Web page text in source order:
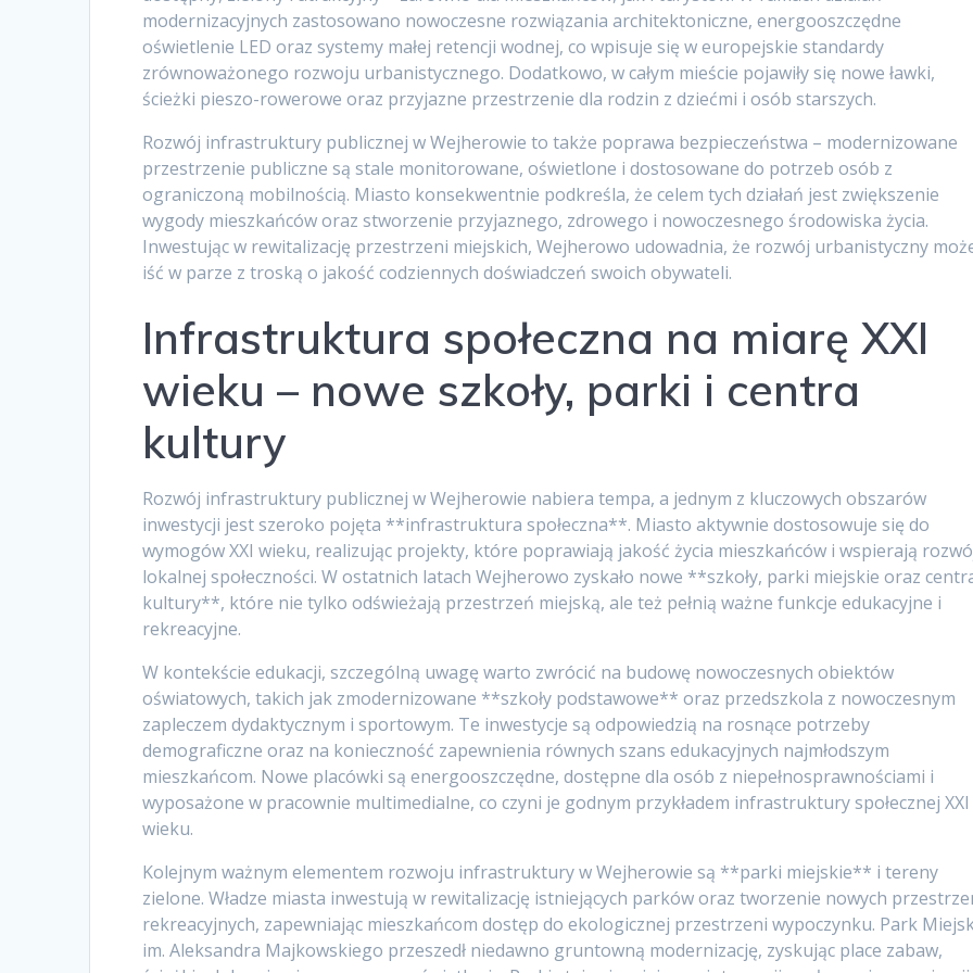
modernizacyjnych zastosowano nowoczesne rozwiązania architektoniczne, energooszczędne
oświetlenie LED oraz systemy małej retencji wodnej, co wpisuje się w europejskie standardy
zrównoważonego rozwoju urbanistycznego. Dodatkowo, w całym mieście pojawiły się nowe ławki,
ścieżki pieszo-rowerowe oraz przyjazne przestrzenie dla rodzin z dziećmi i osób starszych.
Rozwój infrastruktury publicznej w Wejherowie to także poprawa bezpieczeństwa – modernizowane
przestrzenie publiczne są stale monitorowane, oświetlone i dostosowane do potrzeb osób z
ograniczoną mobilnością. Miasto konsekwentnie podkreśla, że celem tych działań jest zwiększenie
wygody mieszkańców oraz stworzenie przyjaznego, zdrowego i nowoczesnego środowiska życia.
Inwestując w rewitalizację przestrzeni miejskich, Wejherowo udowadnia, że rozwój urbanistyczny
iść w parze z troską o jakość codziennych doświadczeń swoich obywateli.
Infrastruktura społeczna na miarę XXI
wieku – nowe szkoły, parki i centra
kultury
Rozwój infrastruktury publicznej w Wejherowie nabiera tempa, a jednym z kluczowych obszarów
inwestycji jest szeroko pojęta **infrastruktura społeczna**. Miasto aktywnie dostosowuje się do
wymogów XXI wieku, realizując projekty, które poprawiają jakość życia mieszkańców i wspierają
lokalnej społeczności. W ostatnich latach Wejherowo zyskało nowe **szkoły, parki miejskie oraz
kultury**, które nie tylko odświeżają przestrzeń miejską, ale też pełnią ważne funkcje edukacyjne i
rekreacyjne.
W kontekście edukacji, szczególną uwagę warto zwrócić na budowę nowoczesnych obiektów
oświatowych, takich jak zmodernizowane **szkoły podstawowe** oraz przedszkola z nowoczesnym
zapleczem dydaktycznym i sportowym. Te inwestycje są odpowiedzią na rosnące potrzeby
demograficzne oraz na konieczność zapewnienia równych szans edukacyjnych najmłodszym
mieszkańcom. Nowe placówki są energooszczędne, dostępne dla osób z niepełnosprawnościami i
wyposażone w pracownie multimedialne, co czyni je godnym przykładem infrastruktury społecznej XXI
wieku.
Kolejnym ważnym elementem rozwoju infrastruktury w Wejherowie są **parki miejskie** i tereny
zielone. Władze miasta inwestują w rewitalizację istniejących parków oraz tworzenie nowych
rekreacyjnych, zapewniając mieszkańcom dostęp do ekologicznej przestrzeni wypoczynku. Park
im. Aleksandra Majkowskiego przeszedł niedawno gruntowną modernizację, zyskując place zabaw,